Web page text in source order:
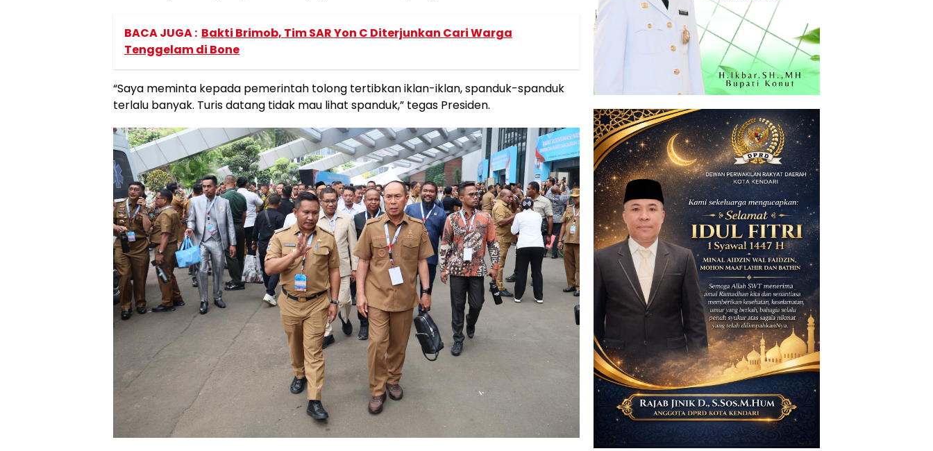
BACA JUGA : Bakti Brimob, Tim SAR Yon C Diterjunkan Cari Warga
Tenggelam di Bone
“Saya meminta kepada pemerintah tolong tertibkan iklan-iklan, spanduk-spanduk
terlalu banyak. Turis datang tidak mau lihat spanduk,” tegas Presiden.